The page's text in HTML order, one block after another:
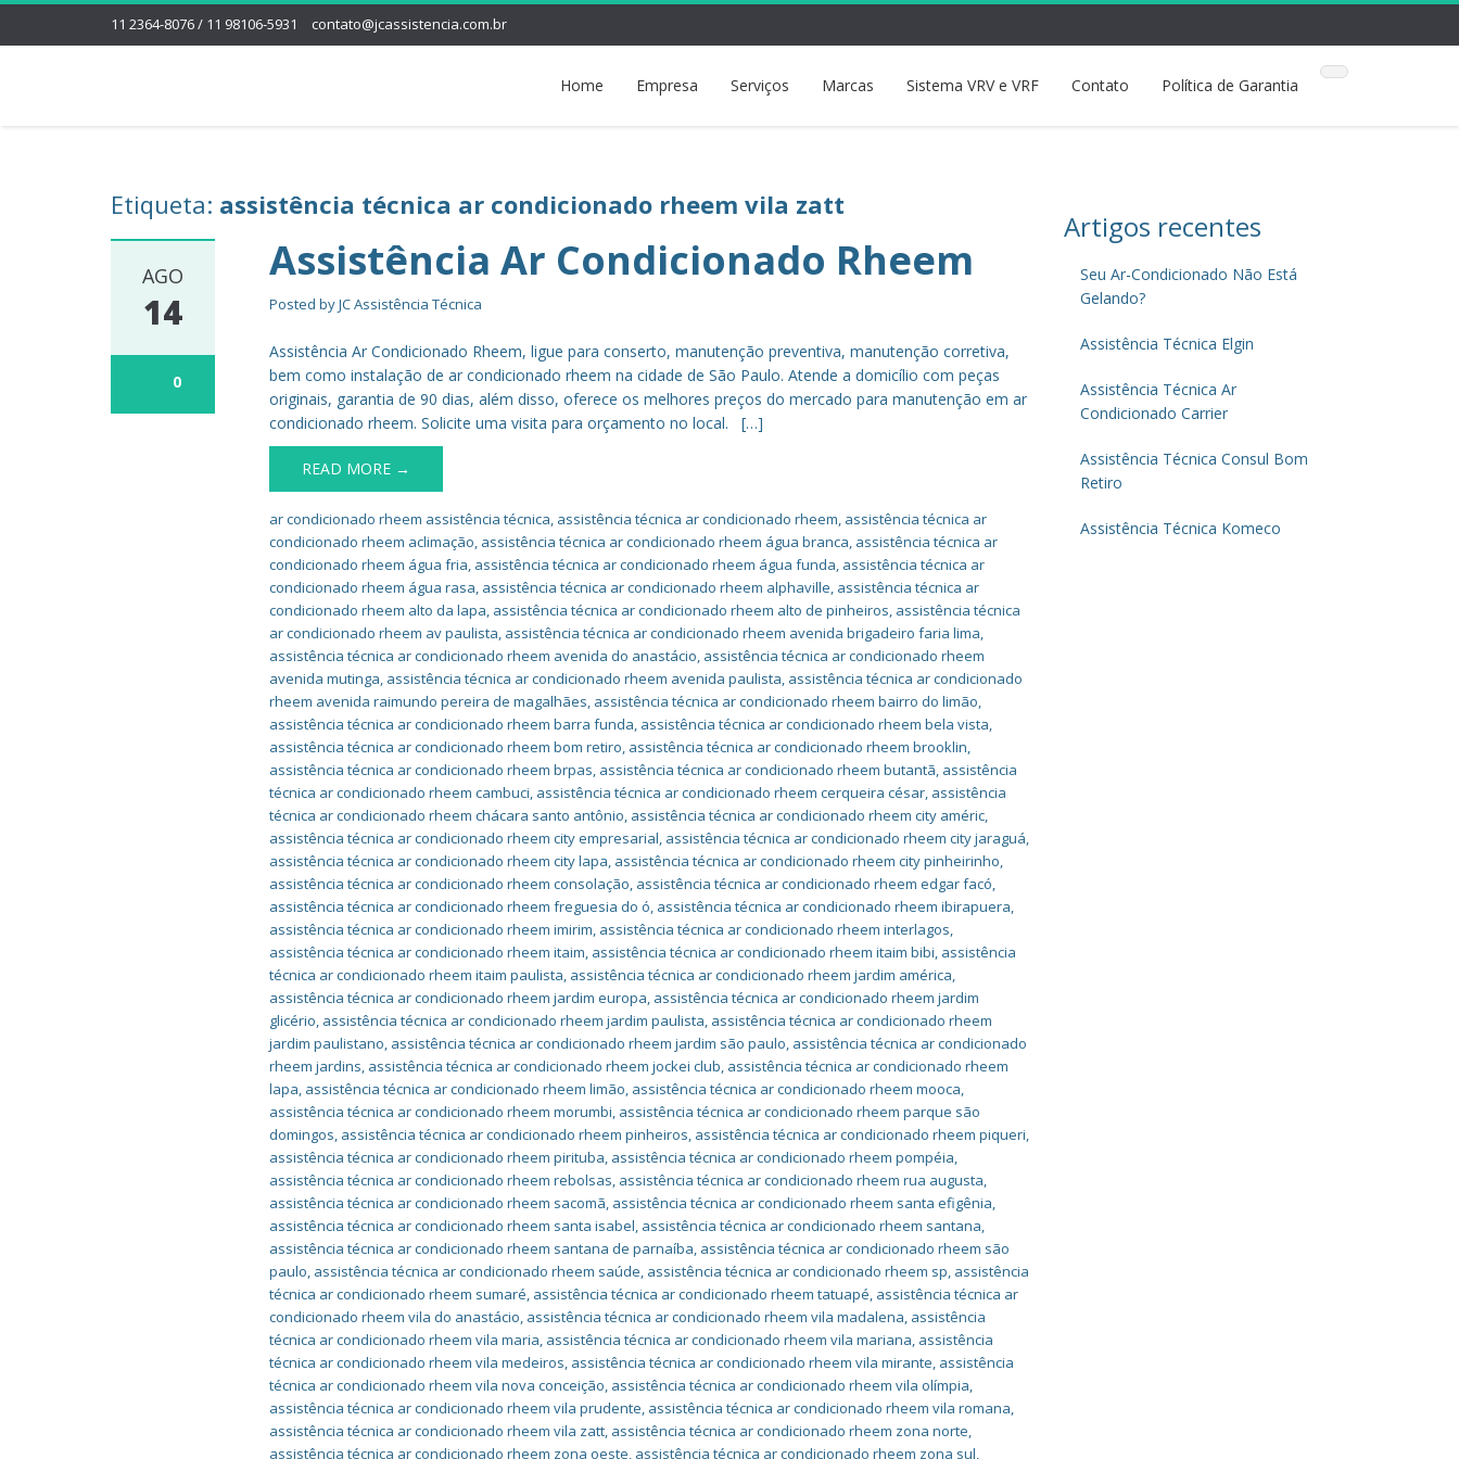
11 2364-8076 / 11 98106-5931 contato@jcassistencia.com.br
Home Empresa Serviços Marcas Sistema VRV e VRF Contato Política de Garantia
Etiqueta: assistência técnica ar condicionado rheem vila zatt
AGO
14
0
Assistência Ar Condicionado Rheem
Posted byJC Assistência Técnica
Assistência Ar Condicionado Rheem, ligue para conserto, manutenção preventiva, manutenção corretiva,
bem como instalação de ar condicionado rheem na cidade de São Paulo. Atende a domicílio com peças
originais, garantia de 90 dias, além disso, oferece os melhores preços do mercado para manutenção em ar
condicionado rheem. Solicite uma visita para orçamento no local. […]
READ MORE →
ar condicionado rheem assistência técnica, assistência técnica ar condicionado rheem, assistência técnica ar
condicionado rheem aclimação, assistência técnica ar condicionado rheem água branca, assistência técnica ar
condicionado rheem água fria, assistência técnica ar condicionado rheem água funda, assistência técnica ar
condicionado rheem água rasa, assistência técnica ar condicionado rheem alphaville, assistência técnica ar
condicionado rheem alto da lapa, assistência técnica ar condicionado rheem alto de pinheiros, assistência técnica
ar condicionado rheem av paulista, assistência técnica ar condicionado rheem avenida brigadeiro faria lima,
assistência técnica ar condicionado rheem avenida do anastácio, assistência técnica ar condicionado rheem
avenida mutinga, assistência técnica ar condicionado rheem avenida paulista, assistência técnica ar condicionado
rheem avenida raimundo pereira de magalhães, assistência técnica ar condicionado rheem bairro do limão,
assistência técnica ar condicionado rheem barra funda, assistência técnica ar condicionado rheem bela vista,
assistência técnica ar condicionado rheem bom retiro, assistência técnica ar condicionado rheem brooklin,
assistência técnica ar condicionado rheem brpas, assistência técnica ar condicionado rheem butantã, assistência
técnica ar condicionado rheem cambuci, assistência técnica ar condicionado rheem cerqueira césar, assistência
técnica ar condicionado rheem chácara santo antônio, assistência técnica ar condicionado rheem city améric,
assistência técnica ar condicionado rheem city empresarial, assistência técnica ar condicionado rheem city jaraguá,
assistência técnica ar condicionado rheem city lapa, assistência técnica ar condicionado rheem city pinheirinho,
assistência técnica ar condicionado rheem consolação, assistência técnica ar condicionado rheem edgar facó,
assistência técnica ar condicionado rheem freguesia do ó, assistência técnica ar condicionado rheem ibirapuera,
assistência técnica ar condicionado rheem imirim, assistência técnica ar condicionado rheem interlagos,
assistência técnica ar condicionado rheem itaim, assistência técnica ar condicionado rheem itaim bibi, assistência
técnica ar condicionado rheem itaim paulista, assistência técnica ar condicionado rheem jardim américa,
assistência técnica ar condicionado rheem jardim europa, assistência técnica ar condicionado rheem jardim
glicério, assistência técnica ar condicionado rheem jardim paulista, assistência técnica ar condicionado rheem
jardim paulistano, assistência técnica ar condicionado rheem jardim são paulo, assistência técnica ar condicionado
rheem jardins, assistência técnica ar condicionado rheem jockei club, assistência técnica ar condicionado rheem
lapa, assistência técnica ar condicionado rheem limão, assistência técnica ar condicionado rheem mooca,
assistência técnica ar condicionado rheem morumbi, assistência técnica ar condicionado rheem parque são
domingos, assistência técnica ar condicionado rheem pinheiros, assistência técnica ar condicionado rheem piqueri,
assistência técnica ar condicionado rheem pirituba, assistência técnica ar condicionado rheem pompéia,
assistência técnica ar condicionado rheem rebolsas, assistência técnica ar condicionado rheem rua augusta,
assistência técnica ar condicionado rheem sacomã, assistência técnica ar condicionado rheem santa efigênia,
assistência técnica ar condicionado rheem santa isabel, assistência técnica ar condicionado rheem santana,
assistência técnica ar condicionado rheem santana de parnaíba, assistência técnica ar condicionado rheem são
paulo, assistência técnica ar condicionado rheem saúde, assistência técnica ar condicionado rheem sp, assistência
técnica ar condicionado rheem sumaré, assistência técnica ar condicionado rheem tatuapé, assistência técnica ar
condicionado rheem vila do anastácio, assistência técnica ar condicionado rheem vila madalena, assistência
técnica ar condicionado rheem vila maria, assistência técnica ar condicionado rheem vila mariana, assistência
técnica ar condicionado rheem vila medeiros, assistência técnica ar condicionado rheem vila mirante, assistência
técnica ar condicionado rheem vila nova conceição, assistência técnica ar condicionado rheem vila olímpia,
assistência técnica ar condicionado rheem vila prudente, assistência técnica ar condicionado rheem vila romana,
assistência técnica ar condicionado rheem vila zatt, assistência técnica ar condicionado rheem zona norte,
assistência técnica ar condicionado rheem zona oeste, assistência técnica ar condicionado rheem zona sul,
Artigos recentes
Seu Ar-Condicionado Não Está
Gelando?
Assistência Técnica Elgin
Assistência Técnica Ar
Condicionado Carrier
Assistência Técnica Consul Bom
Retiro
Assistência Técnica Komeco